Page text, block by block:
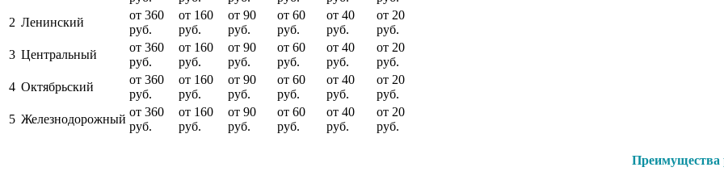
2 Ленинский
от 360
руб.
от 160
руб.
от 90
руб.
от 60
руб.
от 40
руб.
от 20
руб.
3 Центральный
от 360
руб.
от 160
руб.
от 90
руб.
от 60
руб.
от 40
руб.
от 20
руб.
4 Октябрьский
от 360
руб.
от 160
руб.
от 90
руб.
от 60
руб.
от 40
руб.
от 20
руб.
5 Железнодорожный
от 360
руб.
от 160
руб.
от 90
руб.
от 60
руб.
от 40
руб.
от 20
руб.
Преимущества